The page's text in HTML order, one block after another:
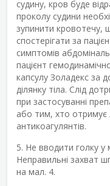
судину, кров буде
проколу судини
зупинити кровотечу,
спостерігати за
симптомів
пацієнт
капсулу Золадекс за
ділянку тіла. Слід
при застосуванні
або тим, хто отримує
антикоагулянтів.
5. Не вводити голку
Неправильні захват
на мал. 4.